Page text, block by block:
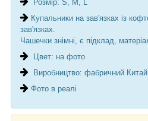
Розмір: S, M, L
Купальники на зав'язках із
зав'язках.
Чашечки знімні, є підклад,
Цвет: на фото
Виробництво: фабричний Китай
Фото в реалі